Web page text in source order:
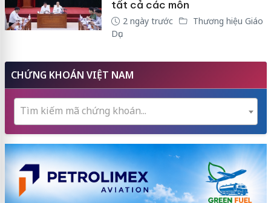
tất cả các môn
2 ngày trước
Thương hiệu Giáo
Dục
CHỨNG KHOÁN VIỆT NAM
Tìm kiếm mã chứng khoán...